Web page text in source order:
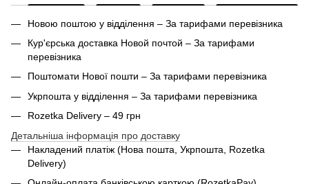
Новою поштою у відділення – За тарифами перевізника
Кур'єрська доставка Новой почтой – За тарифами
перевізника
Поштомати Нової пошти – За тарифами перевізника
Укрпошта у відділення – За тарифами перевізника
Rozetka Delivery – 49 грн
Детальніша інформація про доставку
Накладений платіж (Нова пошта, Укрпошта, Rozetka
Delivery)